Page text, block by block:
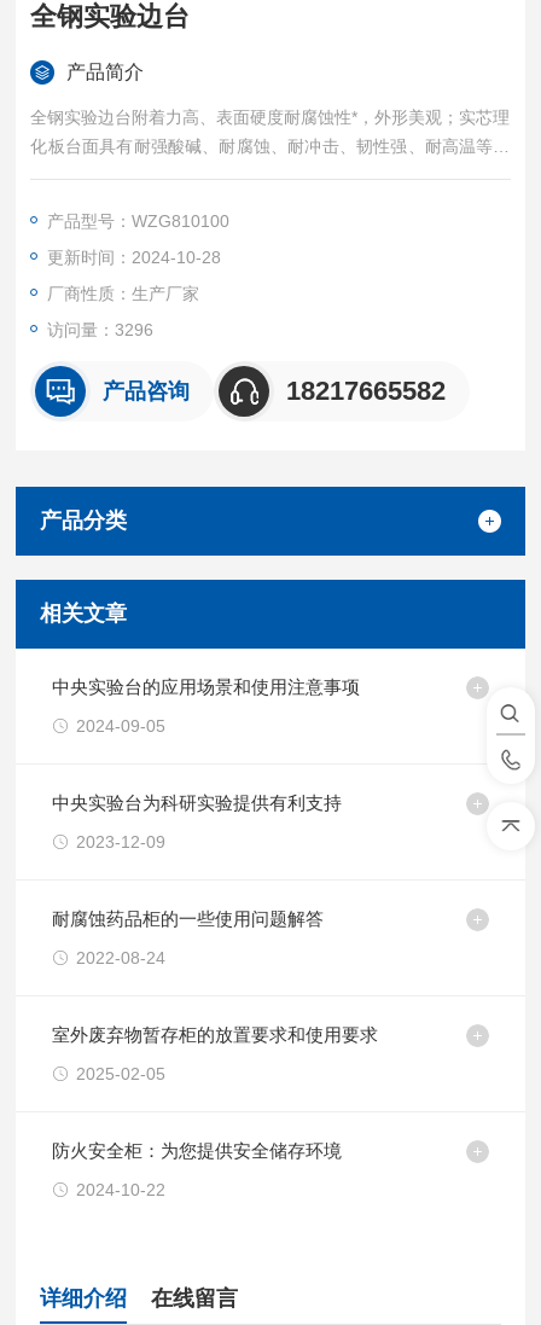
全钢实验边台
产品简介
全钢实验边台附着力高、表面硬度耐腐蚀性*，外形美观；实芯理
化板台面具有耐强酸碱、耐腐蚀、耐冲击、韧性强、耐高温等特
点，边台单边操作使用。
产品型号：WZG810100
更新时间：2024-10-28
厂商性质：生产厂家
访问量：3296
产品咨询 18217665582
产品分类
相关文章
中央实验台的应用场景和使用注意事项
2024-09-05
中央实验台为科研实验提供有利支持
2023-12-09
耐腐蚀药品柜的一些使用问题解答
2022-08-24
室外废弃物暂存柜的放置要求和使用要求
2025-02-05
防火安全柜：为您提供安全储存环境
2024-10-22
详细介绍 在线留言